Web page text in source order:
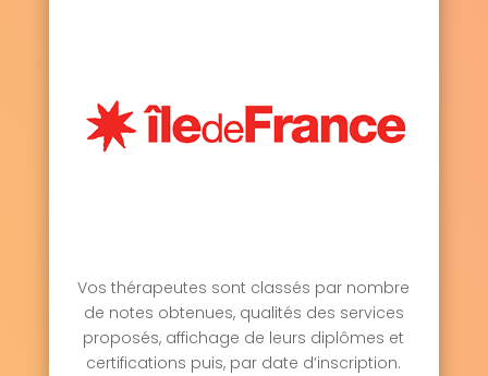
Vos thérapeutes sont classés par nombre
de notes obtenues, qualités des services
proposés, affichage de leurs diplômes et
certifications puis, par date d’inscription.